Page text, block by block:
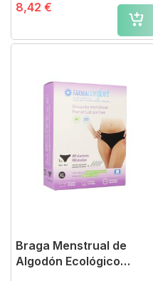
8,42 €
Braga Menstrual de
Algodón Ecológico